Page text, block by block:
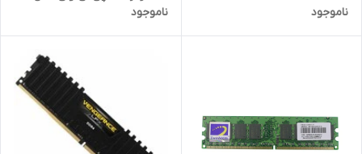
ناموجود
12800 ظرفیت 8 گیگابایت
ناموجود